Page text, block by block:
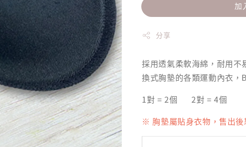
加
分享
採用透氣柔軟海綿，耐用不
換式胸墊的各類運動內衣，
1對 = 2個 2對 = 4個
※ 胸墊屬貼身衣物，售出後